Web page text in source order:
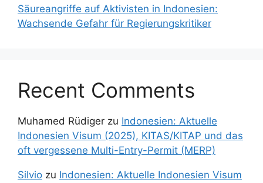
Säureangriffe auf Aktivisten in Indonesien:
Wachsende Gefahr für Regierungskritiker
Recent Comments
Muhamed Rüdiger zu Indonesien: Aktuelle
Indonesien Visum (2025), KITAS/KITAP und das
oft vergessene Multi-Entry-Permit (MERP)
Silvio zu Indonesien: Aktuelle Indonesien Visum